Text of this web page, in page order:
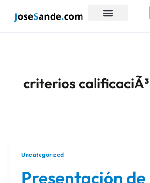
criterios
Uncategorized
Presentación de